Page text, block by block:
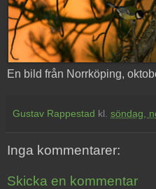
En bild från Norrköping,
Gustav Rappestad kl. söndag,
Inga kommentarer:
Skicka en kommentar